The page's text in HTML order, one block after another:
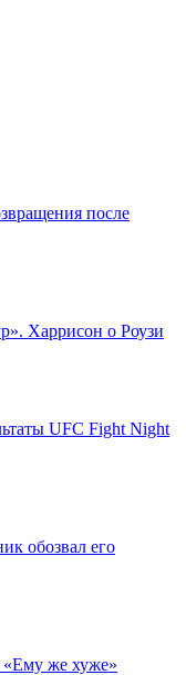
после
Харрисон о Роузи
UFC Fight Night
обозвал его
«Ему же хуже»